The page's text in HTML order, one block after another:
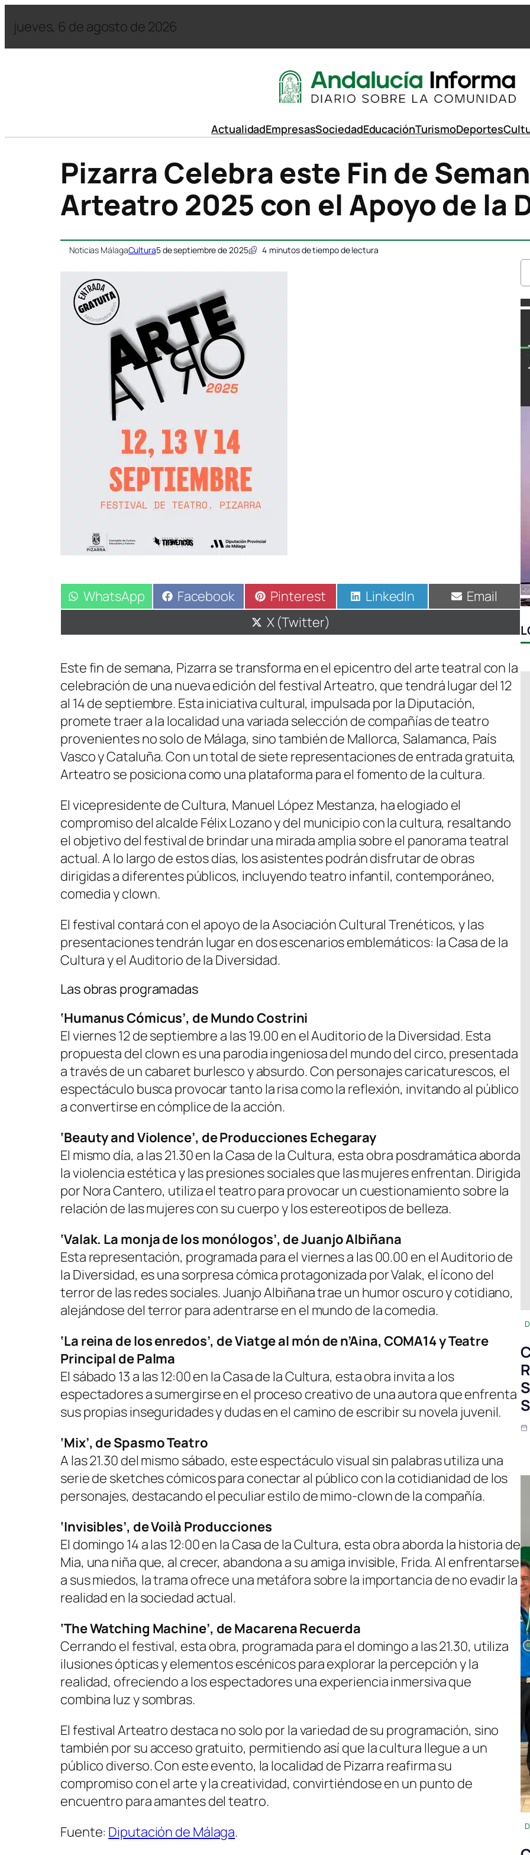
jueves, 6 de agosto de 2026
ActualidadEmpresasSociedadEducaciónTurismoDeportes
Pizarra Celebra este Fin de
Arteatro 2025 con el Apoyo de la
Noticias MálagaCultura5 de septiembre de 2025 4 minutos de tiempo de lectura
Compartir
en
WhatsApp Compartir
en
Facebook Compartir
en
Pinterest Compartir
en
LinkedIn Compartir
en
Email
Compartir
en
X (Twitter)
Este fin de semana, Pizarra se transforma en el epicentro del arte teatral con la
celebración de una nueva edición del festival Arteatro, que tendrá lugar del 12
al 14 de septiembre. Esta iniciativa cultural, impulsada por la Diputación,
promete traer a la localidad una variada selección de compañías de teatro
provenientes no solo de Málaga, sino también de Mallorca, Salamanca, País
Vasco y Cataluña. Con un total de siete representaciones de entrada gratuita,
Arteatro se posiciona como una plataforma para el fomento de la cultura.
El vicepresidente de Cultura, Manuel López Mestanza, ha elogiado el
compromiso del alcalde Félix Lozano y del municipio con la cultura, resaltando
el objetivo del festival de brindar una mirada amplia sobre el panorama teatral
actual. A lo largo de estos días, los asistentes podrán disfrutar de obras
dirigidas a diferentes públicos, incluyendo teatro infantil, contemporáneo,
comedia y clown.
El festival contará con el apoyo de la Asociación Cultural Trenéticos, y las
presentaciones tendrán lugar en dos escenarios emblemáticos: la Casa de la
Cultura y el Auditorio de la Diversidad.
Las obras programadas
‘Humanus Cómicus’, de Mundo Costrini
El viernes 12 de septiembre a las 19.00 en el Auditorio de la Diversidad. Esta
propuesta del clown es una parodia ingeniosa del mundo del circo, presentada
a través de un cabaret burlesco y absurdo. Con personajes caricaturescos, el
espectáculo busca provocar tanto la risa como la reflexión, invitando al público
a convertirse en cómplice de la acción.
‘Beauty and Violence’, de Producciones Echegaray
El mismo día, a las 21.30 en la Casa de la Cultura, esta obra posdramática aborda
la violencia estética y las presiones sociales que las mujeres enfrentan. Dirigida
por Nora Cantero, utiliza el teatro para provocar un cuestionamiento sobre la
relación de las mujeres con su cuerpo y los estereotipos de belleza.
‘Valak. La monja de los monólogos’, de Juanjo Albiñana
Esta representación, programada para el viernes a las 00.00 en el Auditorio de
la Diversidad, es una sorpresa cómica protagonizada por Valak, el ícono del
terror de las redes sociales. Juanjo Albiñana trae un humor oscuro y cotidiano,
alejándose del terror para adentrarse en el mundo de la comedia.
‘La reina de los enredos’, de Viatge al món de n’Aina, COMA14 y Teatre
Principal de Palma
El sábado 13 a las 12:00 en la Casa de la Cultura, esta obra invita a los
espectadores a sumergirse en el proceso creativo de una autora que enfrenta
sus propias inseguridades y dudas en el camino de escribir su novela juvenil.
‘Mix’, de Spasmo Teatro
A las 21.30 del mismo sábado, este espectáculo visual sin palabras utiliza una
serie de sketches cómicos para conectar al público con la cotidianidad de los
personajes, destacando el peculiar estilo de mimo-clown de la compañía.
‘Invisibles’, de Voilà Producciones
El domingo 14 a las 12:00 en la Casa de la Cultura, esta obra aborda la historia de
Mia, una niña que, al crecer, abandona a su amiga invisible, Frida. Al enfrentarse
a sus miedos, la trama ofrece una metáfora sobre la importancia de no evadir la
realidad en la sociedad actual.
‘The Watching Machine’, de Macarena Recuerda
Cerrando el festival, esta obra, programada para el domingo a las 21.30, utiliza
ilusiones ópticas y elementos escénicos para explorar la percepción y la
realidad, ofreciendo a los espectadores una experiencia inmersiva que
combina luz y sombras.
El festival Arteatro destaca no solo por la variedad de su programación, sino
también por su acceso gratuito, permitiendo así que la cultura llegue a un
público diverso. Con este evento, la localidad de Pizarra reafirma su
compromiso con el arte y la creatividad, convirtiéndose en un punto de
encuentro para amantes del teatro.
Fuente: Diputación de Málaga.